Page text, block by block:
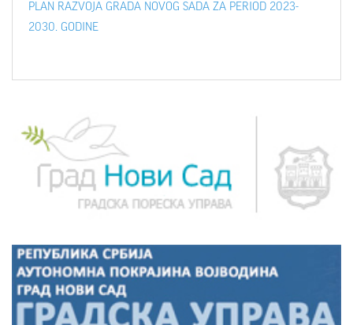
PLAN RAZVOJA GRADA NOVOG SADA ZA PERIOD 2023-
2030. GODINE